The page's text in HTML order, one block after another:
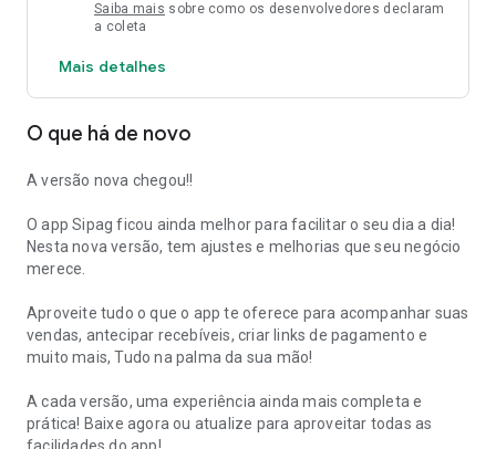
Saiba mais sobre como os desenvolvedores declaram
a coleta
Mais detalhes
O que há de novo
A versão nova chegou!!
O app Sipag ficou ainda melhor para facilitar o seu dia a dia!
Nesta nova versão, tem ajustes e melhorias que seu negócio
merece.
Aproveite tudo o que o app te oferece para acompanhar suas
vendas, antecipar recebíveis, criar links de pagamento e
muito mais, Tudo na palma da sua mão!
A cada versão, uma experiência ainda mais completa e
prática! Baixe agora ou atualize para aproveitar todas as